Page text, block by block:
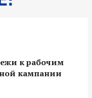
к рабочим
кампании